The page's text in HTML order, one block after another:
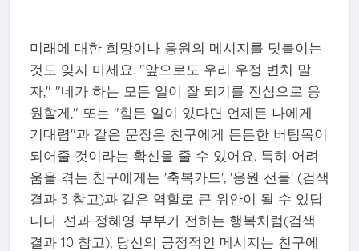
미래에 대한 희망이나 응원의 메시지를 덧붙이는
것도 잊지 마세요. "앞으로도 우리 우정 변치 말
자," "네가 하는 모든 일이 잘 되기를 진심으로 응
원할게," 또는 "힘든 일이 있다면 언제든 나에게
기대렴"과 같은 문장은 친구에게 든든한 버팀목이
되어줄 것이라는 확신을 줄 수 있어요. 특히 어려
움을 겪는 친구에게는 '축복카드', '응원 선물' (검색
결과 3 참고)과 같은 역할로 큰 위안이 될 수 있답
니다. 션과 정혜영 부부가 전하는 행복처럼(검색
결과 10 참고), 당신의 긍정적인 메시지는 친구에